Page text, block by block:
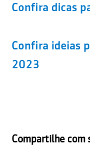
Confira dicas
Confira ideias
2023
Compartilhe com